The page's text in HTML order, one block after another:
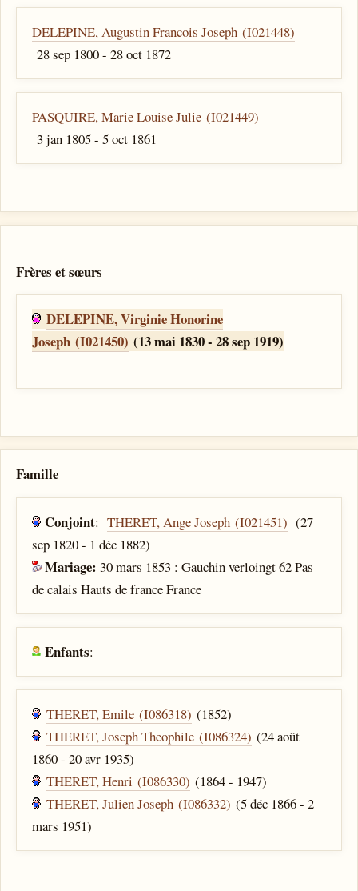
DELEPINE, Augustin Francois Joseph (I021448)
28 sep 1800 - 28 oct 1872
PASQUIRE, Marie Louise Julie (I021449)
3 jan 1805 - 5 oct 1861
Frères et sœurs
DELEPINE, Virginie Honorine
Joseph (I021450) (13 mai 1830 - 28 sep 1919)
Famille
Conjoint:THERET, Ange Joseph (I021451) (27
sep 1820 - 1 déc 1882)
Mariage:30 mars 1853 : Gauchin verloingt 62 Pas
de calais Hauts de france France
Enfants:
THERET, Emile (I086318) (1852)
THERET, Joseph Theophile (I086324) (24 août
1860 - 20 avr 1935)
THERET, Henri (I086330) (1864 - 1947)
THERET, Julien Joseph (I086332) (5 déc 1866 - 2
mars 1951)